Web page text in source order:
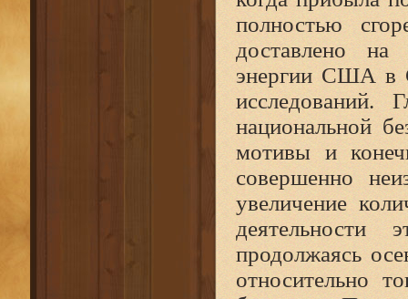
полностью
доставлено
энергии США в
исследований.
национальной
мотивы и
совершенно
увеличение
продолжаясь
относительно